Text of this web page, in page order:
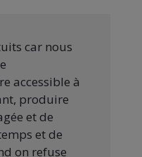
car nous
accessible à
produire
et de
et de
on refuse